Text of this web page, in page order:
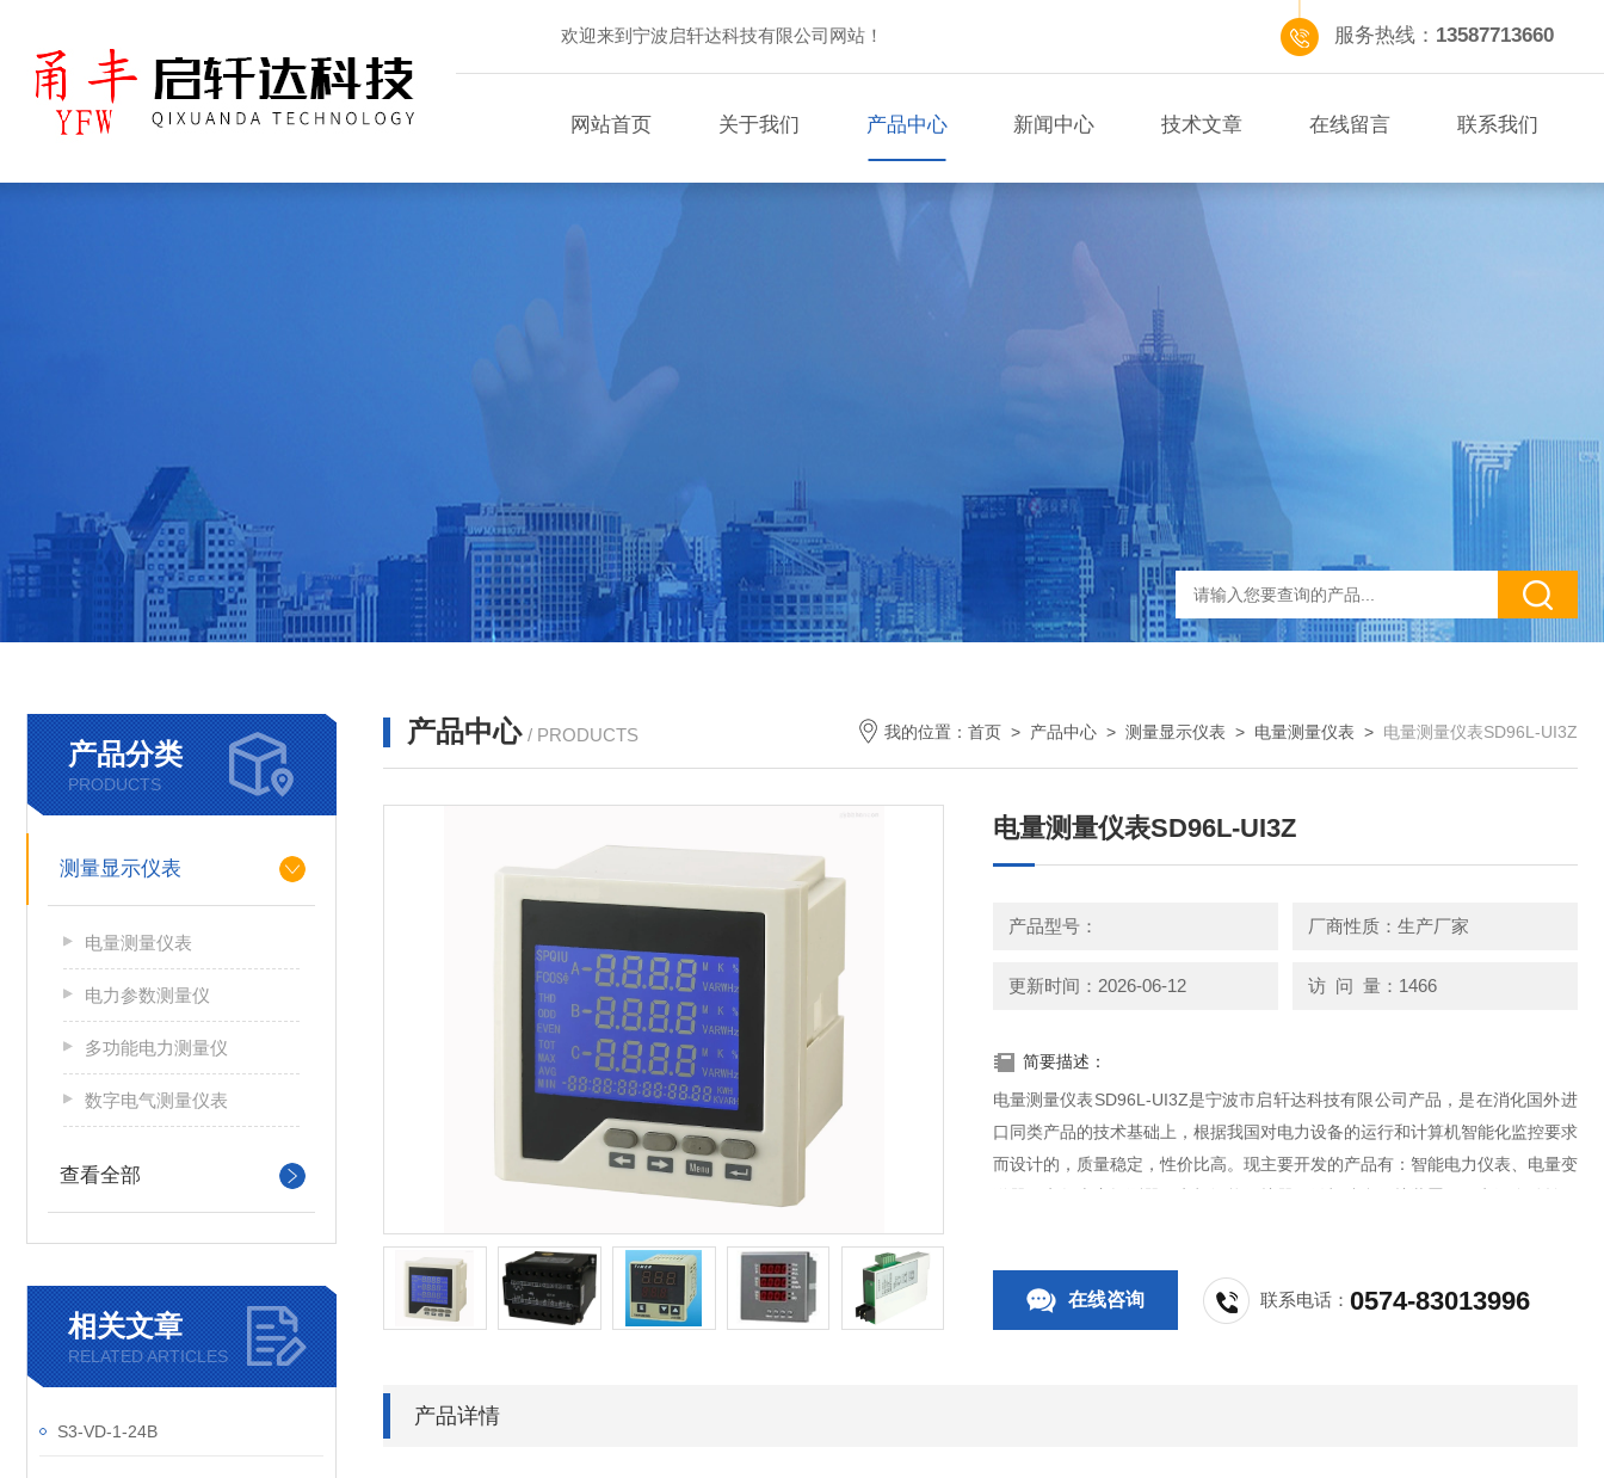
欢迎来到宁波启轩达科技有限公司网站！ 服务热线： 13587713660
网站首页 关于我们 产品中心 新闻中心 技术文章 在线留言 联系我们
产品分类
PRODUCTS
测量显示仪表
电量测量仪表
电力参数测量仪
多功能电力测量仪
数字电气测量仪表
查看全部
相关文章
RELATED ARTICLES
S3-VD-1-24B
产品中心 / PRODUCTS 我的位置： 首页 > 产品中心 > 测量显示仪表 > 电量测量仪表 > 电量测量仪表SD96L-UI3Z
电量测量仪表SD96L-UI3Z
产品型号： 厂商性质：生产厂家
更新时间：2026-06-12 访 问 量：1466
简要描述：
电量测量仪表SD96L-UI3Z是宁波市启轩达科技有限公司产品，是在消化国外进
口同类产品的技术基础上，根据我国对电力设备的运行和计算机智能化监控要求
而设计的，质量稳定，性价比高。现主要开发的产品有：智能电力仪表、电量变
送器、电气火灾探测器、电机智能保护器、微机综合保护装置、双电源自动转换
在线咨询 联系电话：0574-83013996
产品详情